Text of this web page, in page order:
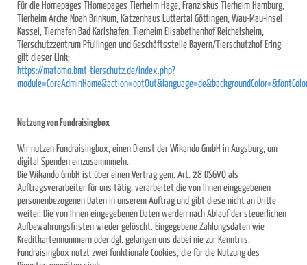
Für die Homepages THomepages Tierheim Hage, Franziskus Tierheim Hamburg,
Tierheim Arche Noah Brinkum, Katzenhaus Luttertal Göttingen, Wau-Mau-Insel
Kassel, Tierhafen Bad Karlshafen, Tierheim Elisabethenhof Reichelsheim,
Tierschutzzentrum Pfullingen und Geschäftsstelle Bayern/Tierschutzhof Ering
gilt dieser Link:
https://matomo.bmt-tierschutz.de/index.php?
Nutzung von Fundraisingbox
Wir nutzen Fundraisingbox, einen Dienst der Wikando GmbH in Augsburg, um
digital Spenden einzusammmeln.
Die Wikando GmbH ist über einen Vertrag gem. Art. 28 DSGVO als
Auftragsverarbeiter für uns tätig, verarbeitet die von Ihnen eingegebenen
personenbezogenen Daten in unserem Auftrag und gibt diese nicht an Dritte
weiter. Die von Ihnen eingegebenen Daten werden nach Ablauf der steuerlichen
Aufbewahrungsfristen wieder gelöscht. Eingegebene Zahlungsdaten wie
Kreditkartennummern oder dgl. gelangen uns dabei nie zur Kenntnis.
Fundraisingbox nutzt zwei funktionale Cookies, die für die Nutzung des